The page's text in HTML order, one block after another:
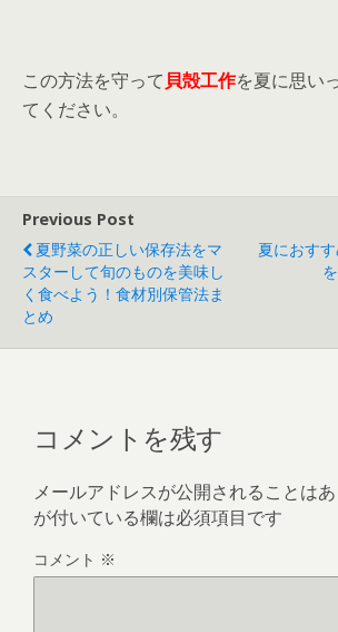
この方法を守って 貝殻工作を夏に思い
てください。
Previous Post
夏野菜の正しい保存法をマ
スターして旬のものを美味し
く食べよう！食材別保管法ま
とめ
夏におす
コメントを残す
メールアドレスが公開されることはあ
が付いている欄は必須項目です
コメント ※